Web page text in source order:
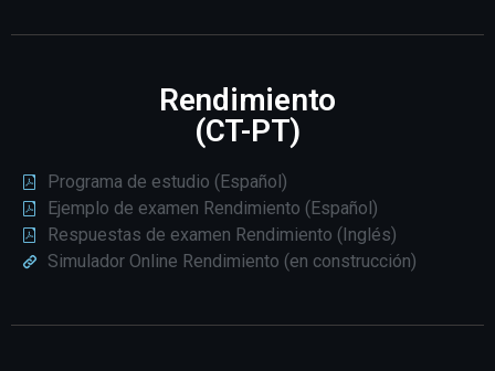
Rendimiento
(CT-PT)
Programa de estudio (Español)
Ejemplo de examen Rendimiento (Español)
Respuestas de examen Rendimiento (Inglés)
Simulador Online Rendimiento (en construcción)